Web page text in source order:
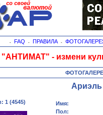
- FAQ - ПРАВИЛА-
"АНТИМАТ" - измени
Ариэль
1 (4545)
Имя:
Пол: